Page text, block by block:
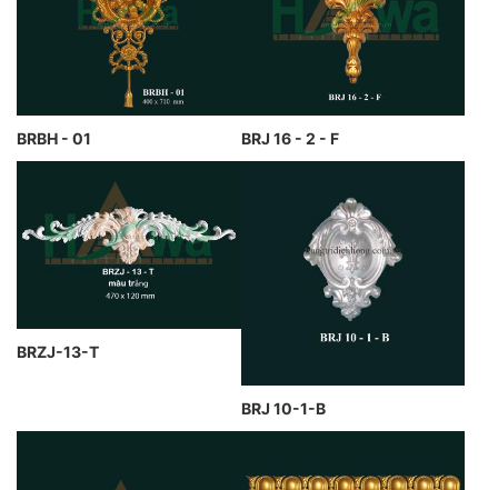
BRBH - 01 BRJ 16 - 2 - F
BRZJ-13-T
BRJ 10-1-B